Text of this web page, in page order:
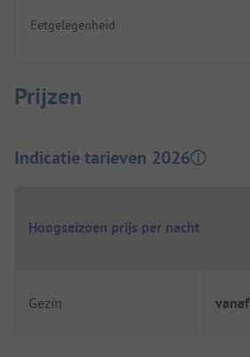
Eetgelegenheid
Prijzen
Indicatie tarieven 2026
Hoogseizoen prijs per nacht
Gezin vanaf